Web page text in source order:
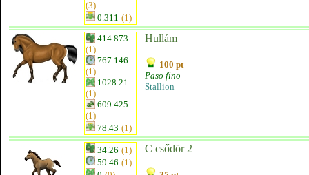
(3)
0.311 (1)
414.873
(1)
767.146
(1)
1028.21
(1)
609.425
(1)
78.43 (1)
Hullám
100 pt
Paso fino
Stallion
34.26 (1)
59.46 (1)
C csődör 2